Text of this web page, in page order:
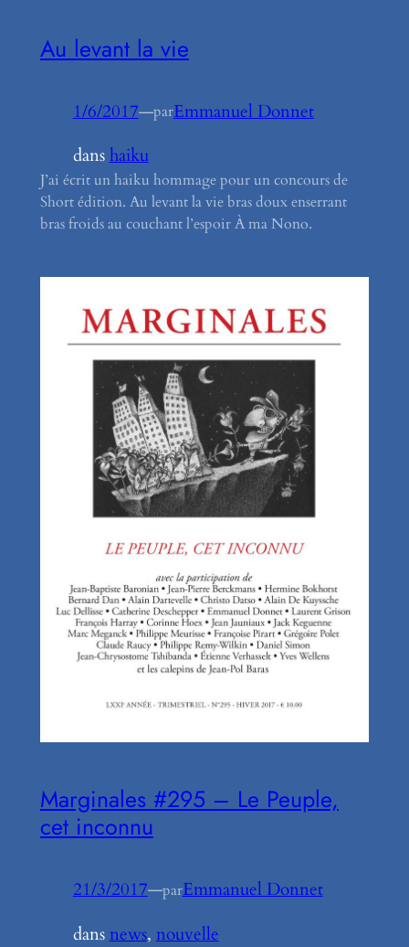
Au levant la vie
1/6/2017—parEmmanuel Donnet
dans haiku
J’ai écrit un haiku hommage pour un concours de
Short édition. Au levant la vie bras doux enserrant
bras froids au couchant l’espoir À ma Nono.
Marginales #295 – Le Peuple,
cet inconnu
21/3/2017—parEmmanuel Donnet
dans news, nouvelle